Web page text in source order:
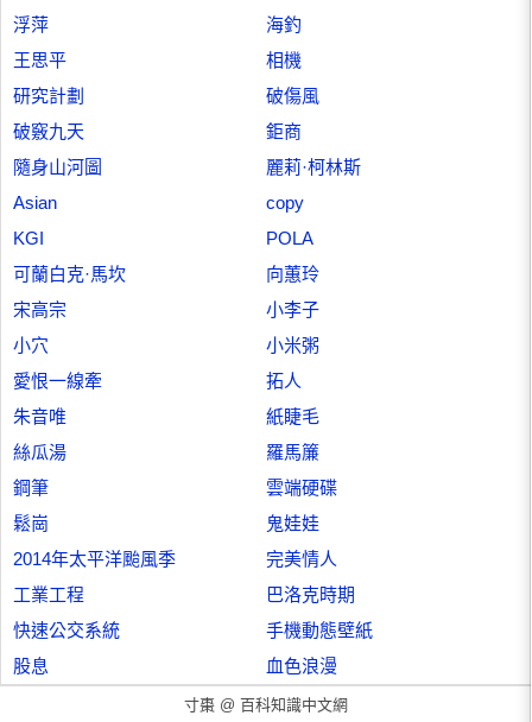
浮萍
海釣
王思平
相機
研究計劃
破傷風
破竅九天
鉅商
隨身山河圖
麗莉·柯林斯
Asian
copy
KGI
POLA
可蘭白克·馬坎
向蕙玲
宋高宗
小李子
小穴
小米粥
愛恨一線牽
拓人
朱音唯
紙睫毛
絲瓜湯
羅馬簾
鋼筆
雲端硬碟
鬆崗
鬼娃娃
2014年太平洋颱風季
完美情人
工業工程
巴洛克時期
快速公交系統
手機動態壁紙
股息
血色浪漫
寸棗 @ 百科知識中文網